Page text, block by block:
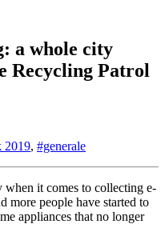
a whole city
Recycling Patrol
2019, #generale
it comes to collecting e-
more people have started to
appliances that no longer